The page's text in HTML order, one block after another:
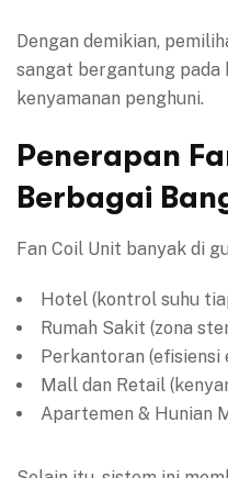
Dengan demikian,
sangat bergantung pada
kenyamanan penghuni.
Penerapan
Berbagai
Fan Coil Unit banyak di
Hotel (kontrol suhu
Rumah Sakit (zona
Perkantoran (efisiensi
Mall dan Retail
Apartemen & Hunian